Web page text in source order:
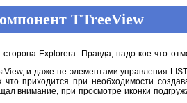
TTreeView
Explorera. Правда, надо кое-что
и даже не элементами управления
приходится при необходимости
при просмотре иконки